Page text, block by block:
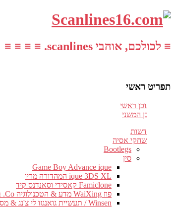
≡ לכולכם, אוהבי scanlines. ≡ ≡ ≡ ≡
תפריט ראשי
עבור לתוכן ראשי
דלג לתוכן המשני
חדשות
משחקי אסיה
Bootlegs
סין
Game Boy Advance ique
ique 3DS XL המהדורה מריו
Famiclone קאסידי וסאנדנס קיד
פוז WaiXing מדע & הטכנולוגיה Co. בע"מ.
Winsen / תעשיית גואנגזו לי צ'נג & מסחר Co.